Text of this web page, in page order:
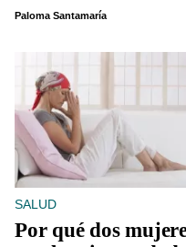
Paloma Santamaría
SALUD
Por qué dos